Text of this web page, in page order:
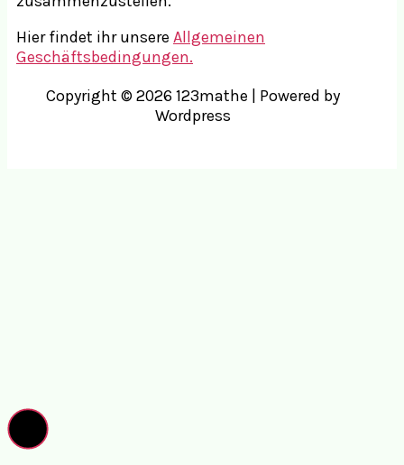
Hier findet ihr unsere Allgemeinen
Geschäftsbedingungen.
Copyright © 2026 123mathe | Powered by
Wordpress